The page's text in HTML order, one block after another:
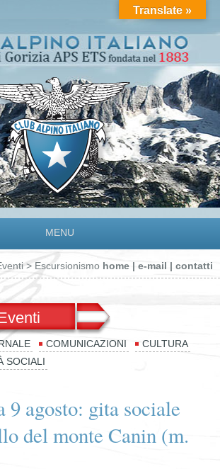
MENU
> Escursionismo home | e-mail | contatti
COMUNICAZIONI
CULTURA
SOCIALI
9 agosto: gita sociale
del monte Canin (m.
Translate »